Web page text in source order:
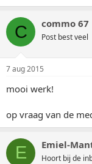
C commo 67
Post best veel
7 aug 2015
mooi werk!
op vraag van de
E Emiel-
Hoort bij de